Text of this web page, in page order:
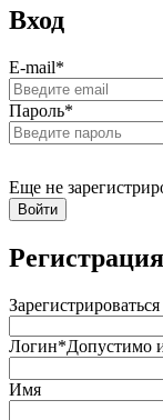
Вход
E-mail*
Пароль*
Еще не
Регистрация
Логин*Допустимо
Имя